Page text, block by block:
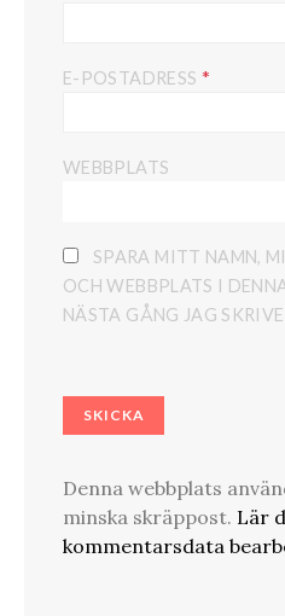
E-POSTADRESS *
WEBBPLATS
SPARA MITT NAMN,
OCH WEBBPLATS I
NÄSTA GÅNG JAG
Denna webbplats
minska skräppost. Lär
kommentarsdata